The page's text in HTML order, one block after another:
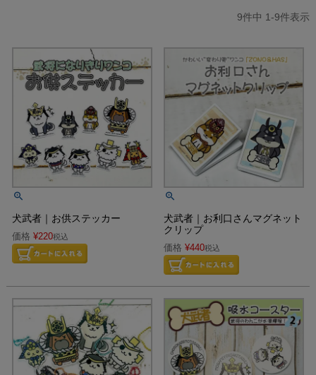
9件中 1-9件表示
犬武者｜お供ステッカー
価格 ¥220税込
犬武者｜お利口さんマグネット
クリップ
価格 ¥440税込